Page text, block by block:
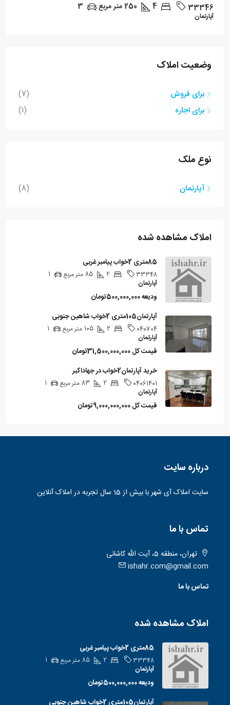
33346
4
250متر مربع 3
آپارتمان
وضعیت املاک
برای فروش
(7)
برای اجاره
(1)
نوع ملک
آپارتمان (8)
املاک مشاهده شده
85متری 2خواب پیامبر غربی
33348
2
85 متر مربع
1
آپارتمان
ودیعه
آپارتمان105متری 2خواب شاهین جنوبی
040704
2
105 متر مربع
1
آپارتمان
قیمت کل
خرید آپارتمان2خواب در جهاداکبر
04061401
2
83 متر مربع
1
آپارتمان
قیمت کل
درباره سایت
سایت املاک آی شهر با بیش از 15 سال تجربه در املاک آنلاین
تماس با ما
تهران، منطقه 5، آیت الله کاشانی
ishahr.com@gmail.com
تماس با ما
املاک مشاهده شده
85متری 2خواب پیامبر غربی
33348
2
85 متر مربع
1
آپارتمان
ودیعه
آپارتمان105متری 2خواب شاهین جنوبی